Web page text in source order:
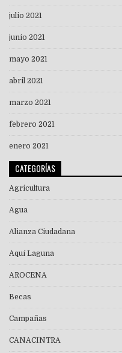
julio 2021
junio 2021
mayo 2021
abril 2021
marzo 2021
febrero 2021
enero 2021
CATEGORÍAS
Agricultura
Agua
Alianza Ciudadana
Aquí Laguna
AROCENA
Becas
Campañas
CANACINTRA